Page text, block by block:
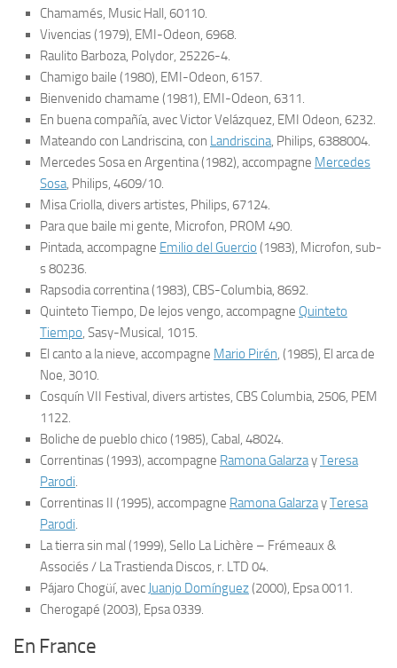
Chamamés, Music Hall, 60110.
Vivencias(1979), EMI-Odeon, 6968.
Raulito Barboza, Polydor, 25226-4.
Chamigo baile (1980), EMI-Odeon, 6157.
Bienvenido chamame (1981), EMI-Odeon, 6311.
En buena compañía, avec Victor Velázquez, EMI Odeon, 6232.
Mateando con Landriscina, con Landriscina, Philips, 6388004.
Mercedes Sosa en Argentina(1982), accompagne Mercedes
Sosa, Philips, 4609/10.
Misa Criolla, divers artistes, Philips, 67124.
Para que baile mi gente, Microfon, PROM 490.
Pintada, accompagne Emilio del Guercio (1983), Microfon, sub-
s 80236.
Rapsodia correntina(1983), CBS-Columbia, 8692.
Quinteto Tiempo, De lejos vengo, accompagne Quinteto
Tiempo, Sasy-Musical, 1015.
El canto a la nieve, accompagne Mario Pirén, (1985), El arca de
Noe, 3010.
Cosquín VII Festival, divers artistes, CBS Columbia, 2506, PEM
1122.
Boliche de pueblo chico (1985), Cabal, 48024.
Correntinas(1993), accompagne Ramona GalarzayTeresa
Parodi.
Correntinas II (1995), accompagne Ramona GalarzayTeresa
Parodi.
La tierra sin mal (1999), Sello La Lichère – Frémeaux &
Associés / La Trastienda Discos, r. LTD 04.
Pájaro Chogüí, avec Juanjo Domínguez(2000), Epsa 0011.
Cherogapé (2003), Epsa 0339.
En France